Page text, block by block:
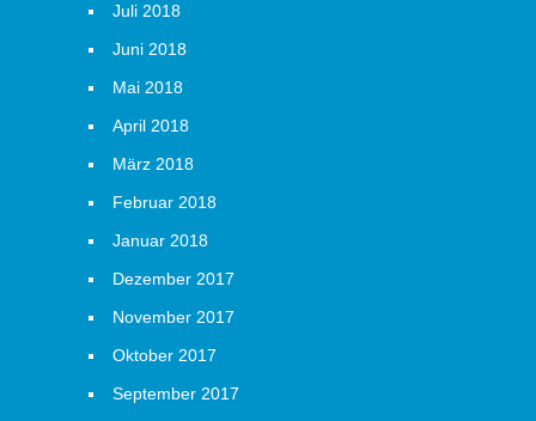
Juli 2018
Juni 2018
Mai 2018
April 2018
März 2018
Februar 2018
Januar 2018
Dezember 2017
November 2017
Oktober 2017
September 2017